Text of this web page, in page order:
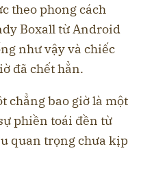
theo phong cách
Boxall từ Android
như vậy và chiếc
đã chết hẳn.
chẳng bao giờ là một
phiền toái đền từ
quan trọng chưa kịp